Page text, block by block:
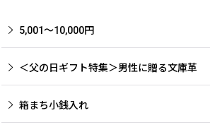
5,001〜10,000円
＜父の日ギフト特集＞男性に贈る文庫革
箱まち小銭入れ